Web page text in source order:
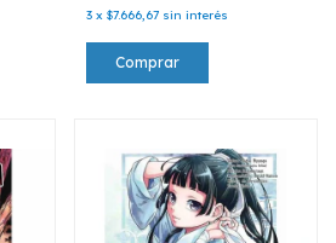
3 x $7.666,67 sin interés